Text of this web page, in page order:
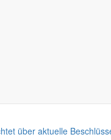
über aktuelle